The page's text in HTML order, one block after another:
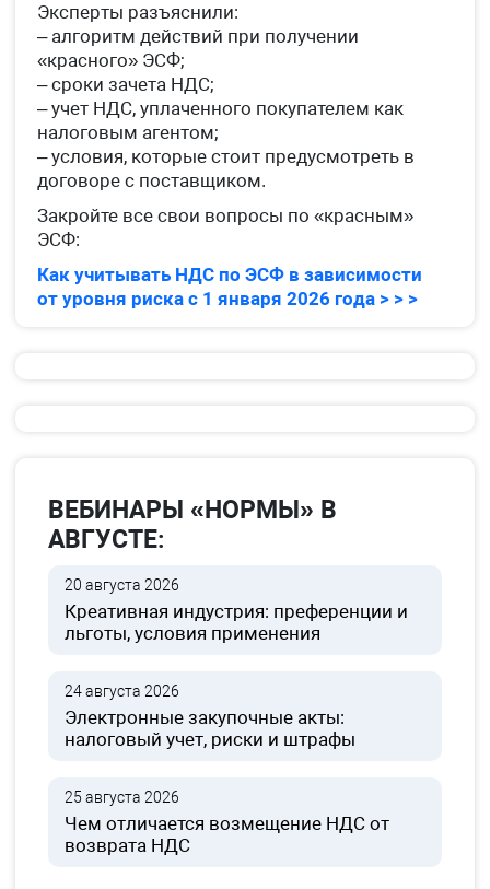
Эксперты разъяснили:
– алгоритм действий при получении
«красного» ЭСФ;
– сроки зачета НДС;
– учет НДС, уплаченного покупателем как
налоговым агентом;
– условия, которые стоит предусмотреть в
договоре с поставщиком.
Закройте все свои вопросы по «красным»
ЭСФ:
Как учитывать НДС по ЭСФ в зависимости
от уровня риска с 1 января 2026 года > > >
ВЕБИНАРЫ «НОРМЫ» В
АВГУСТЕ:
20 августа 2026
Креативная индустрия: преференции и
льготы, условия применения
24 августа 2026
Электронные закупочные акты:
налоговый учет, риски и штрафы
25 августа 2026
Чем отличается возмещение НДС от
возврата НДС